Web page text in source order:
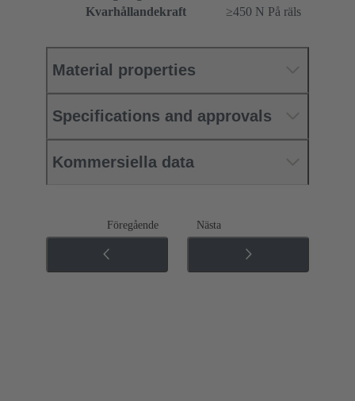
Kvarhållandekraft
≥450 N På räls
Material properties
Specifications and approvals
Kommersiella data
Föregående Nästa